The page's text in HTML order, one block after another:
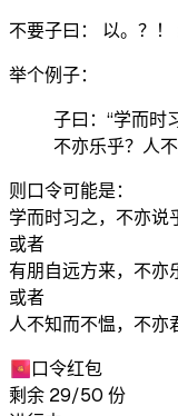
不要子曰： 以。？！
举个例子：
子曰：“学而时
不亦乐乎？人
则口令可能是：
学而时习之，不亦说
或者
有朋自远方来，不亦
或者
人不知而不愠，不亦
🧧口令红包
剩余 29/50 份